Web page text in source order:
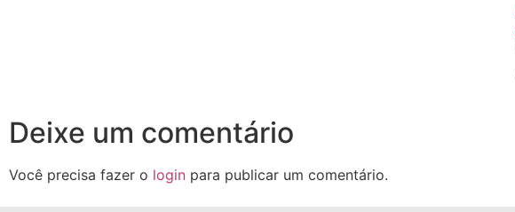
Deixe um comentário
Você precisa fazer o login para publicar um comentário.